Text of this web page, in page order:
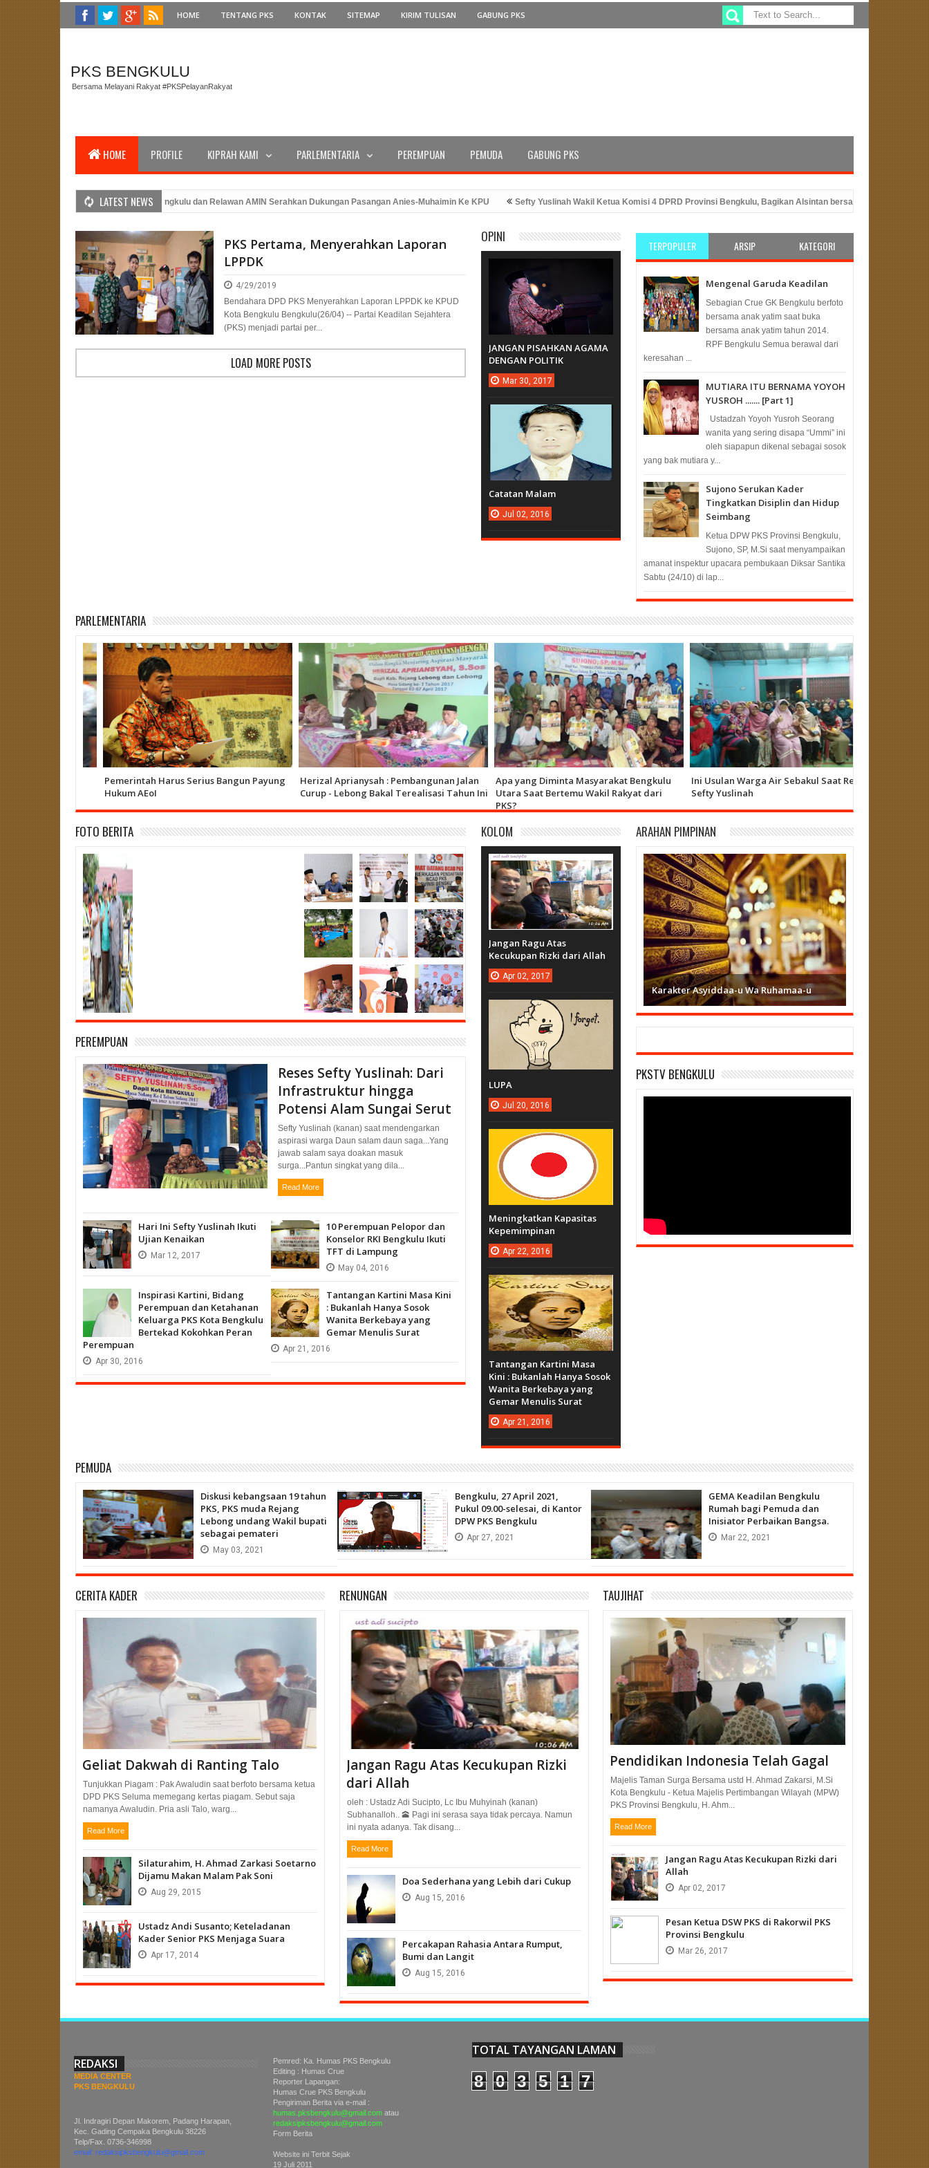
HOME TENTANG PKS KONTAK SITEMAP KIRIM TULISAN GABUNG PKS
PKS BENGKULU
Bersama Melayani Rakyat #PKSPelayanRakyat
HOME PROFILE KIPRAH KAMI PARLEMENTARIA PEREMPUAN PEMUDA GABUNG PKS
LATEST NEWS
Bengkulu Utara PKS Bengkulu dan Relawan AMIN Serahkan Dukungan Pasangan Anies-Muhaimin Ke KPU Sefty Yuslinah Wakil Ketua Komisi 4 DPRD Provinsi Bengkulu, Bagikan Alsintan bersama Gubernur Rohidin
2023 PKS Bengkulu Siap Berkomitmen dalam
Hans
PKS Pertama, Menyerahkan Laporan
LPPDK
4/29/2019
Bendahara DPD PKS Menyerahkan Laporan LPPDK ke KPUD
Kota Bengkulu Bengkulu(26/04) -- Partai Keadilan Sejahtera
(PKS) menjadi partai per...
LOAD MORE POSTS
TERPOPULER ARSIP KATEGORI
Mengenal Garuda Keadilan
Sebagian Crue GK Bengkulu berfoto
bersama anak yatim saat buka
bersama anak yatim tahun 2014.
RPF Bengkulu Semua berawal dari
keresahan ...
MUTIARA ITU BERNAMA YOYOH
YUSROH ....... [Part 1]
Ustadzah Yoyoh Yusroh Seorang
wanita yang sering disapa “Ummi” ini
oleh siapapun dikenal sebagai sosok
yang bak mutiara y...
Sujono Serukan Kader
Tingkatkan Disiplin dan Hidup
Seimbang
Ketua DPW PKS Provinsi Bengkulu,
Sujono, SP, M.Si saat menyampaikan
amanat inspektur upacara pembukaan Diksar Santika
Sabtu (24/10) di lap...
OPINI
JANGAN PISAHKAN AGAMA
DENGAN POLITIK
Mar 30, 2017
Catatan Malam
Jul 02, 2016
PARLEMENTARIA
Pemerintah Harus Serius Bangun Payung
Hukum AEoI
Herizal Aprianysah : Pembangunan Jalan
Curup - Lebong Bakal Terealisasi Tahun Ini
Apa yang Diminta Masyarakat Bengkulu
Utara Saat Bertemu Wakil Rakyat dari
PKS?
Ini Usulan Warga Air Sebakul Saat Reses
Sefty Yuslinah
Hari Ini
FOTO BERITA
PEREMPUAN
Reses Sefty Yuslinah: Dari
Infrastruktur hingga
Potensi Alam Sungai Serut
Sefty Yuslinah (kanan) saat mendengarkan
aspirasi warga Daun salam daun saga...Yang
jawab salam saya doakan masuk
surga...Pantun singkat yang dila...
Read More
Hari Ini Sefty Yuslinah Ikuti
Ujian Kenaikan
Mar 12, 2017
10 Perempuan Pelopor dan
Konselor RKI Bengkulu Ikuti
TFT di Lampung
May 04, 2016
Inspirasi Kartini, Bidang
Perempuan dan Ketahanan
Keluarga PKS Kota Bengkulu
Bertekad Kokohkan Peran
Perempuan
Apr 30, 2016
Tantangan Kartini Masa Kini
: Bukanlah Hanya Sosok
Wanita Berkebaya yang
Gemar Menulis Surat
Apr 21, 2016
ARAHAN PIMPINAN
Karakter Asyiddaa-u Wa Ruhamaa-u
PKSTV BENGKULU
KOLOM
Jangan Ragu Atas
Kecukupan Rizki dari Allah
Apr 02, 2017
LUPA
Jul 20, 2016
Meningkatkan Kapasitas
Kepemimpinan
Apr 22, 2016
Tantangan Kartini Masa
Kini : Bukanlah Hanya Sosok
Wanita Berkebaya yang
Gemar Menulis Surat
Apr 21, 2016
PEMUDA
Diskusi kebangsaan 19 tahun
PKS, PKS muda Rejang
Lebong undang Wakil bupati
sebagai pemateri
May 03, 2021
Bengkulu, 27 April 2021,
Pukul 09.00-selesai, di Kantor
DPW PKS Bengkulu
Apr 27, 2021
GEMA Keadilan Bengkulu
Rumah bagi Pemuda dan
Inisiator Perbaikan Bangsa.
Mar 22, 2021
CERITA KADER
Geliat Dakwah di Ranting Talo
Tunjukkan Piagam : Pak Awaludin saat berfoto bersama ketua
DPD PKS Seluma memegang kertas piagam. Sebut saja
namanya Awaludin. Pria asli Talo, warg...
Read More
Silaturahim, H. Ahmad Zarkasi Soetarno
Dijamu Makan Malam Pak Soni
Aug 29, 2015
Ustadz Andi Susanto; Keteladanan
Kader Senior PKS Menjaga Suara
Apr 17, 2014
RENUNGAN
Jangan Ragu Atas Kecukupan Rizki
dari Allah
oleh : Ustadz Adi Sucipto, Lc Ibu Muhyinah (kanan)
Subhanalloh.. 🕋 Pagi ini serasa saya tidak percaya. Namun
ini nyata adanya. Tak disang...
Read More
Doa Sederhana yang Lebih dari Cukup
Aug 15, 2016
Percakapan Rahasia Antara Rumput,
Bumi dan Langit
Aug 15, 2016
TAUJIHAT
Pendidikan Indonesia Telah Gagal
Majelis Taman Surga Bersama ustd H. Ahmad Zakarsi, M.Si
Kota Bengkulu - Ketua Majelis Pertimbangan Wilayah (MPW)
PKS Provinsi Bengkulu, H. Ahm...
Read More
Jangan Ragu Atas Kecukupan Rizki dari
Allah
Apr 02, 2017
Pesan Ketua DSW PKS di Rakorwil PKS
Provinsi Bengkulu
Mar 26, 2017
REDAKSI
MEDIA CENTER
PKS BENGKULU
Jl. Indragiri Depan Makorem, Padang Harapan,
Kec. Gading Cempaka Bengkulu 38226
Telp/Fax. 0736-346998
email: redaksipksbengkulu@gmail.com
Pemred: Ka. Humas PKS Bengkulu
Editing : Humas Crue
Reporter Lapangan:
Humas Crue PKS Bengkulu
Pengiriman Berita via e-mail :
humas.pksbengkulu@gmail.comatau
redaksipksbengkulu@gmail.com
Form Berita
Website ini Terbit Sejak
19 Juli 2011
TOTAL TAYANGAN LAMAN
8 0 3 5 1 7